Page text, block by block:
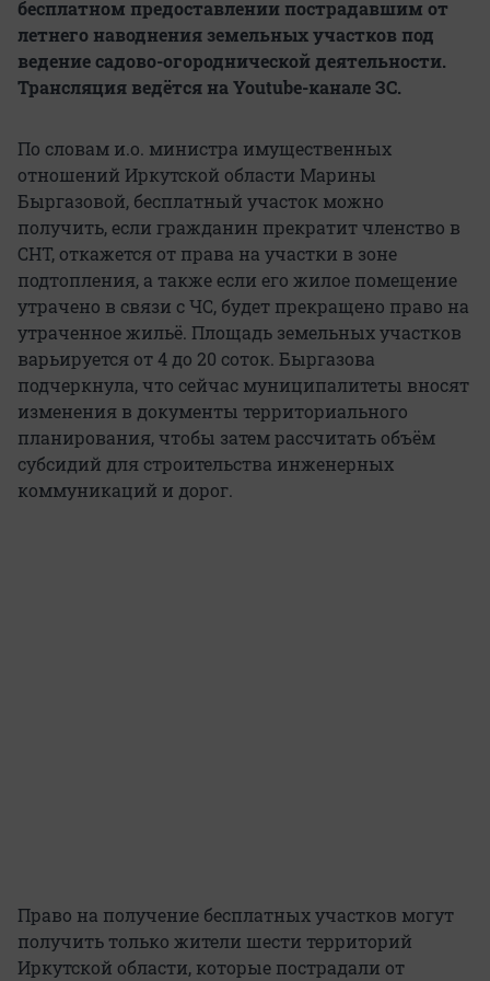
бесплатном предоставлении пострадавшим от
летнего наводнения земельных участков под
ведение садово-огороднической деятельности.
Трансляция ведётся на Youtube-канале ЗС.
По словам и.о. министра имущественных
отношений Иркутской области Марины
Быргазовой, бесплатный участок можно
получить, если гражданин прекратит членство в
СНТ, откажется от права на участки в зоне
подтопления, а также если его жилое помещение
утрачено в связи с ЧС, будет прекращено право на
утраченное жильё. Площадь земельных участков
варьируется от 4 до 20 соток. Быргазова
подчеркнула, что сейчас муниципалитеты вносят
изменения в документы территориального
планирования, чтобы затем рассчитать объём
субсидий для строительства инженерных
коммуникаций и дорог.
Право на получение бесплатных участков могут
получить только жители шести территорий
Иркутской области, которые пострадали от